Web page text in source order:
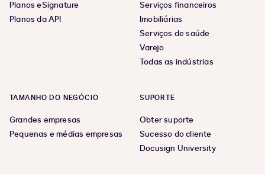
Planos eSignature
Planos da API
Serviços financeiros
Imobiliárias
Serviços de saúde
Varejo
Todas as indústrias
TAMANHO DO NEGÓCIO
Grandes empresas
Pequenas e médias empresas
SUPORTE
Obter suporte
Sucesso do cliente
Docusign University